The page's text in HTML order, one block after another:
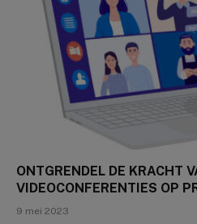
ONTGRENDEL DE KRACHT
VIDEOCONFERENTIES OP
9 mei 2023